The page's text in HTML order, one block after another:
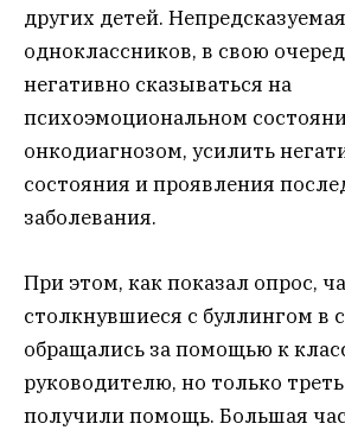
других детей.
одноклассников, в свою
негативно сказываться на
психоэмоциональном
онкодиагнозом, усилить
состояния и проявления
заболевания.
При этом, как показал опрос,
столкнувшиеся с буллингом в
обращались за помощью к
руководителю, но только
получили помощь. Большая